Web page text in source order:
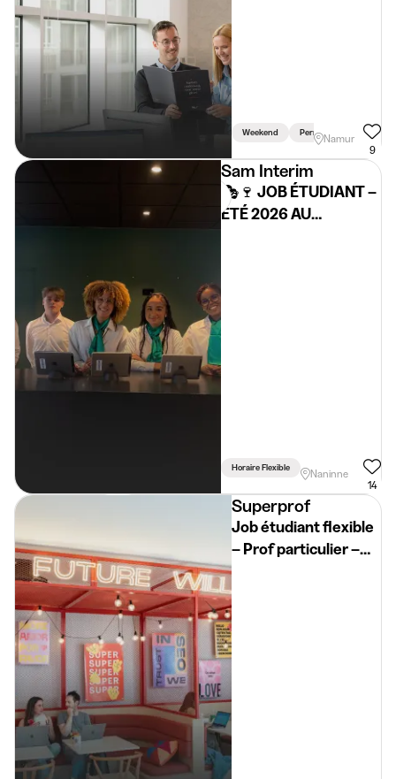
Weekend Permis Requis
Namur
9
Sam Interim
🎭🍷 JOB ÉTUDIANT –
ÉTÉ 2026 AU
Horaire Flexible
Naninne
14
Superprof
Job étudiant flexible
– Prof particulier –
20€ à 50€/h